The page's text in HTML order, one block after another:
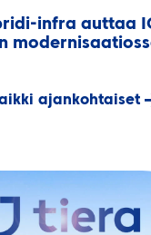
infra auttaa
ajankohtaiset